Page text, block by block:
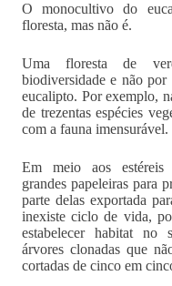
O monocultivo do
floresta, mas não é.
Uma floresta de
biodiversidade e não
eucalipto. Por exemplo,
de trezentas espécies
com a fauna imensurável.
Em meio aos estéreis
grandes papeleiras para
parte delas exportada
inexiste ciclo de vida,
estabelecer habitat no
árvores clonadas que
cortadas de cinco em